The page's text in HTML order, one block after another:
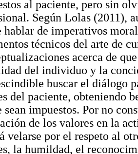
al paciente, pero sin
Según Lolas (2011),
hablar de imperativos
técnicos del arte de
acerca de
del individuo y la
buscar el diálogo
del paciente, obteniendo
sean impuestos. Por no
de los valores en la
velarse por el respeto al
la humildad, el